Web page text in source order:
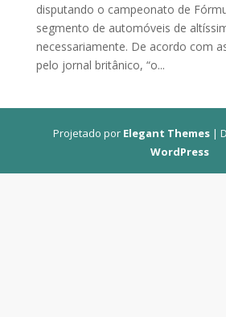
disputando o campeonato de
segmento de automóveis de
necessariamente. De acordo com
pelo jornal britânico, “o...
Projetado por Elegant Themes|
WordPress